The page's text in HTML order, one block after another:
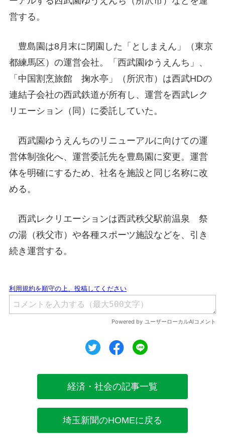
営する。
豊島園は8月末に閉園した「としまえん」（東京
都練馬区）の運営会社。「西武園ゆうえんち」、
「中国割烹旅館 掬水亭」（所沢市）は西武HDの
連結子会社の西武鉄道が所有し、運営を西武レク
リエーション（同）に委託していた。
西武園ゆうえんちのリニューアルに向けての運
営体制強化へ、運営委託先を豊島園に変更。運営
体を明確にするため、社名を施設と同じ名称に改
める。
西武レクリエーションは西武秩父駅前温泉 祭
の湯（秩父市）や各種スポーツ施設などを、引き
続き運営する。
ツイートシェア
経済・社会の記事一覧
埼玉新聞のHOMEに戻る